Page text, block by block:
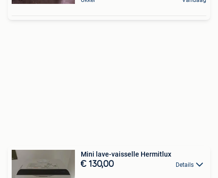
Mini lave-vaisselle Hermitlux
€ 130,00 Details